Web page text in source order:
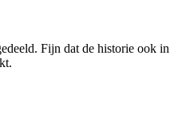
Fijn dat de historie ook in